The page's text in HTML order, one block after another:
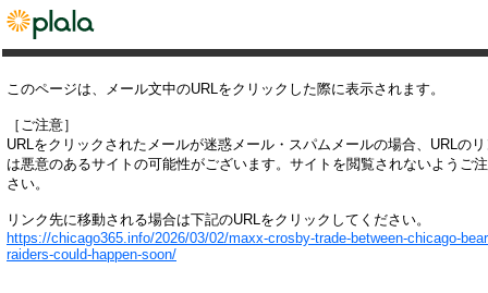
このページは、メール文中のURLをクリックした際に表示されます。
［ご注意］
URLをクリックされたメールが迷惑メール・スパムメールの場合、URLの
は悪意のあるサイトの可能性がございます。サイトを閲覧されないようご
さい。
リンク先に移動される場合は下記のURLをクリックしてください。
https://chicago365.info/2026/03/02/maxx-crosby-trade-between-chicago-
raiders-could-happen-soon/